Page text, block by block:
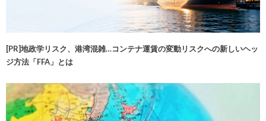
[PR]地政学リスク、港湾混雑…コンテナ運賃の変動リスクへの新しいヘッ
ジ方法「FFA」とは